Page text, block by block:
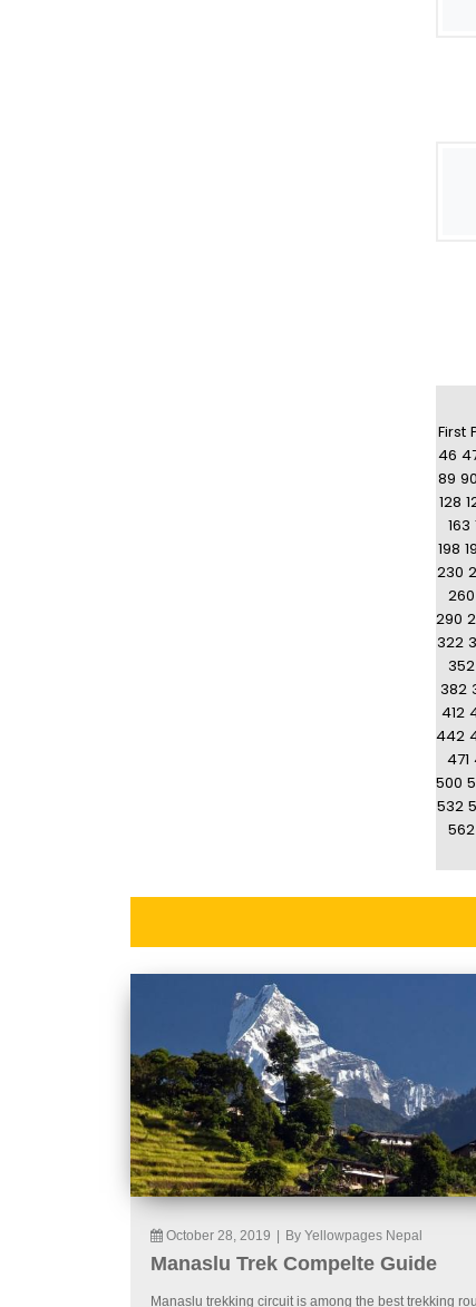
First
46
89 90
128
163
198
230
260
290
322
352
382
412
442
471
500
532
562
October 28, 2019 By Yellowpages Nepal
Manaslu Trek Compelte Guide
Manaslu trekking circuit is among the best trekking